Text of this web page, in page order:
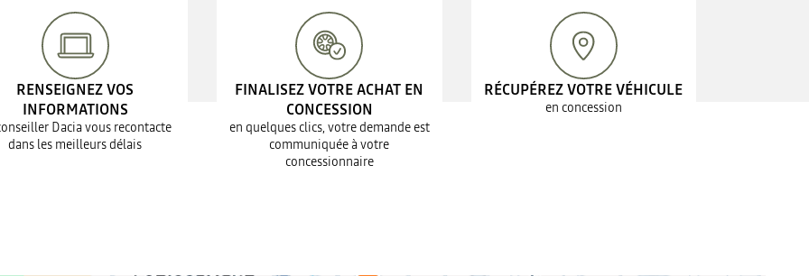
RENSEIGNEZ VOS
INFORMATIONS
Dacia vous recontacte
dans les meilleurs délais
FINALISEZ VOTRE ACHAT EN
CONCESSION
en quelques clics, votre demande est
communiquée à votre
concessionnaire
RÉCUPÉREZ VOTRE VÉHICULE
en concession